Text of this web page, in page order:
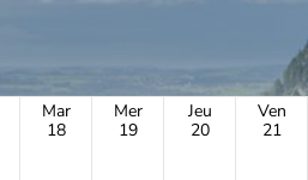
Mar
18
Mer
19
Jeu
20
Ven
21